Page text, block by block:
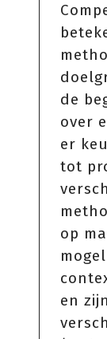
de
over
er
tot
op
en